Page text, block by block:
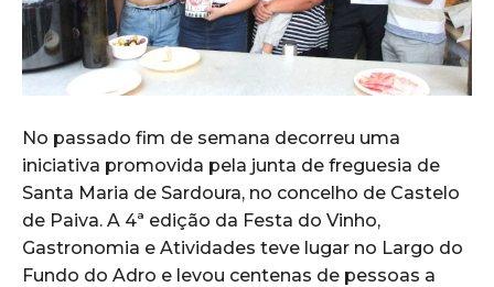
No passado fim de semana decorreu uma
iniciativa promovida pela junta de freguesia de
Santa Maria de Sardoura, no concelho de Castelo
de Paiva. A 4ª edição da Festa do Vinho,
Gastronomia e Atividades teve lugar no Largo do
Fundo do Adro e levou centenas de pessoas a